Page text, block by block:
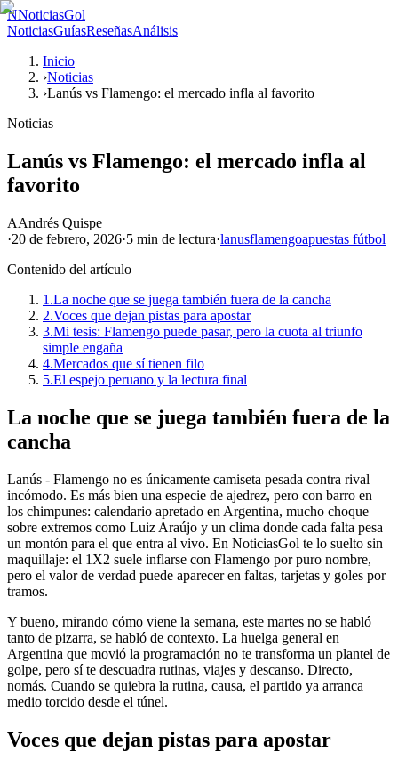
NNoticiasGol
NoticiasGuíasReseñasAnálisis
Inicio
›Noticias
›Lanús vs Flamengo: el mercado infla al favorito
Noticias
Lanús vs Flamengo: el mercado infla al
favorito
AAndrés Quispe
·20 de febrero, 2026·5 min de lectura·lanusflamengoapuestas fútbol
Contenido del artículo
1.La noche que se juega también fuera de la cancha
2.Voces que dejan pistas para apostar
3.Mi tesis: Flamengo puede pasar, pero la cuota al triunfo
simple engaña
4.Mercados que sí tienen filo
5.El espejo peruano y la lectura final
La noche que se juega también fuera de la
cancha
Lanús - Flamengo no es únicamente camiseta pesada contra rival
incómodo. Es más bien una especie de ajedrez, pero con barro en
los chimpunes: calendario apretado en Argentina, mucho choque
sobre extremos como Luiz Araújo y un clima donde cada falta pesa
un montón para el que entra al vivo. En NoticiasGol te lo suelto sin
maquillaje: el 1X2 suele inflarse con Flamengo por puro nombre,
pero el valor de verdad puede aparecer en faltas, tarjetas y goles por
tramos.
Y bueno, mirando cómo viene la semana, este martes no se habló
tanto de pizarra, se habló de contexto. La huelga general en
Argentina que movió la programación no te transforma un plantel de
golpe, pero sí te descuadra rutinas, viajes y descanso. Directo,
nomás. Cuando se quiebra la rutina, causa, el partido ya arranca
medio torcido desde el túnel.
Voces que dejan pistas para apostar